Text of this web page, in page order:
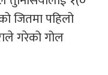
जितमा पहिलो
गरेको गोल